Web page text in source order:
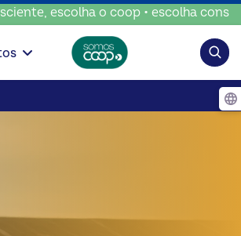
escolha o coop • escolha